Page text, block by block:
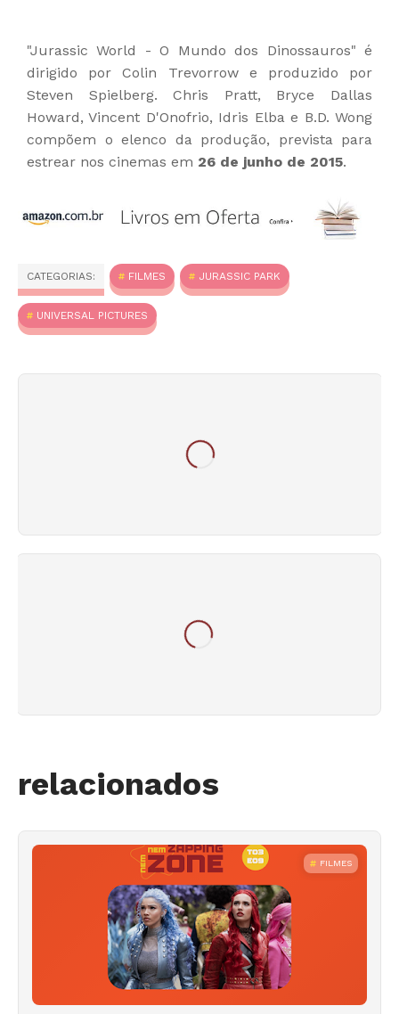
"Jurassic World - O Mundo dos Dinossauros" é
dirigido por Colin Trevorrow e produzido por
Steven Spielberg. Chris Pratt, Bryce Dallas
Howard, Vincent D'Onofrio, Idris Elba e B.D. Wong
compõem o elenco da produção, prevista para
estrear nos cinemas em 26 de junho de 2015.
CATEGORIAS: FILMES JURASSIC PARK
UNIVERSAL PICTURES
relacionados
FILMES